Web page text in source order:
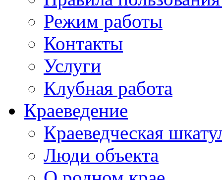
Режим работы
Контакты
Услуги
Клубная работа
Краеведение
Краеведческая
Люди объекта